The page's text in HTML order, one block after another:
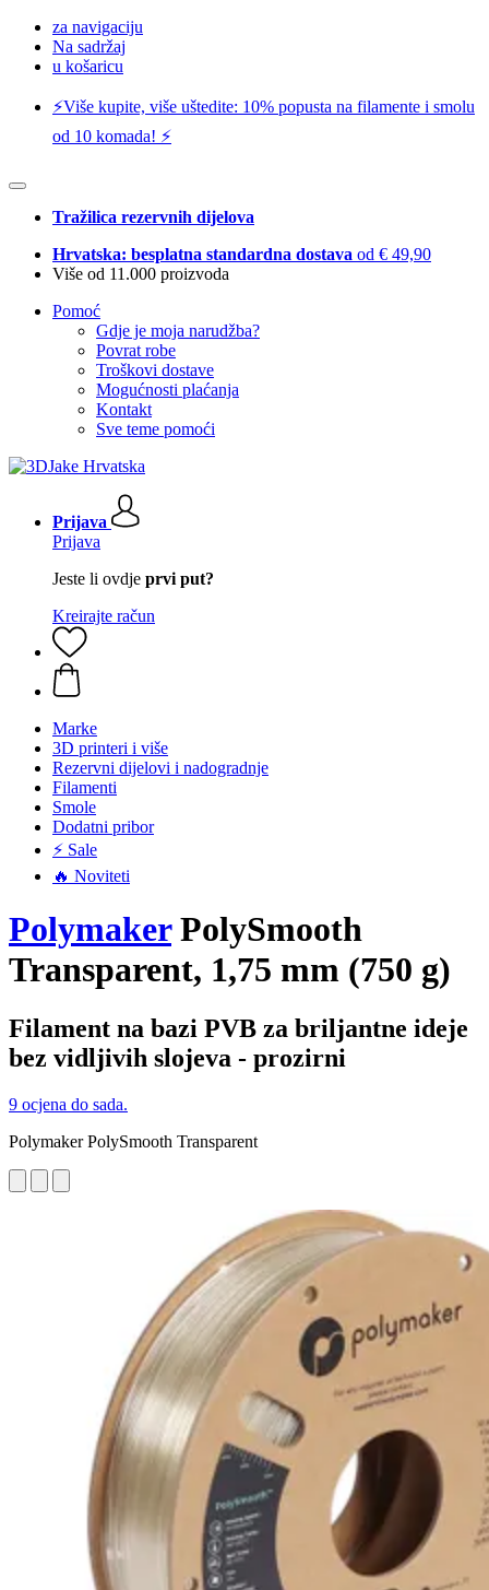
za navigaciju
Na sadržaj
u košaricu
⚡️Više kupite, više uštedite: 10% popusta na filamente i smolu
od 10 komada! ⚡️
Tražilica rezervnih dijelova
Hrvatska: besplatna standardna dostava od € 49,90
Više od 11.000 proizvoda
Pomoć
Gdje je moja narudžba?
Povrat robe
Troškovi dostave
Mogućnosti plaćanja
Kontakt
Sve teme pomoći
Prijava
Prijava
Jeste li ovdje prvi put?
Kreirajte račun
Marke
3D printeri i više
Rezervni dijelovi i nadogradnje
Filamenti
Smole
Dodatni pribor
⚡ Sale
🔥 Noviteti
PolymakerPolySmooth
Transparent, 1,75 mm (750 g)
Filament na bazi PVB za briljantne ideje
bez vidljivih slojeva - prozirni
9 ocjena do sada.
Polymaker PolySmooth Transparent